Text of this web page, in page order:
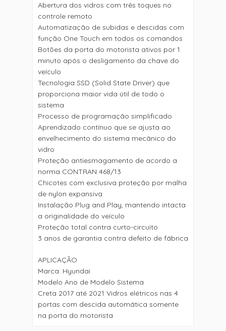
Abertura dos vidros com três toques no
controle remoto
Automatização de subidas e descidas com
função One Touch em todos os comandos
Botões da porta do motorista ativos por 1
minuto após o desligamento da chave do
veículo
Tecnologia SSD (Solid State Driver) que
proporciona maior vida útil de todo o
sistema
Processo de programação simplificado
Aprendizado contínuo que se ajusta ao
envelhecimento do sistema mecânico do
vidro
Proteção antiesmagamento de acordo a
norma CONTRAN 468/13
Chicotes com exclusiva proteção por malha
de nylon expansiva
Instalação Plug and Play, mantendo intacta
a originalidade do veículo
Proteção total contra curto-circuito
3 anos de garantia contra defeito de fábrica
APLICAÇÃO
Marca: Hyundai
Modelo Ano de Modelo Sistema
Creta 2017 até 2021 Vidros elétricos nas 4
portas com descida automática somente
na porta do motorista